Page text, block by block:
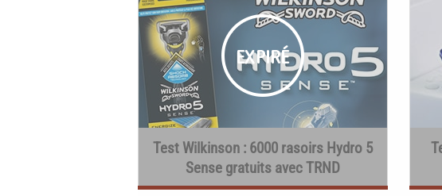
Test Wilkinson : 6000 rasoirs Hydro 5
Sense gratuits avec TRND